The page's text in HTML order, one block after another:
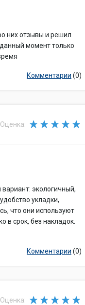
них отзывы и решил
момент только
Комментарии (0)
Оценка:
экологичный,
укладки,
что они используют
в срок, без накладок.
Комментарии (0)
Оценка: